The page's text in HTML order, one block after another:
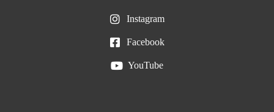
Instagram
Facebook
YouTube